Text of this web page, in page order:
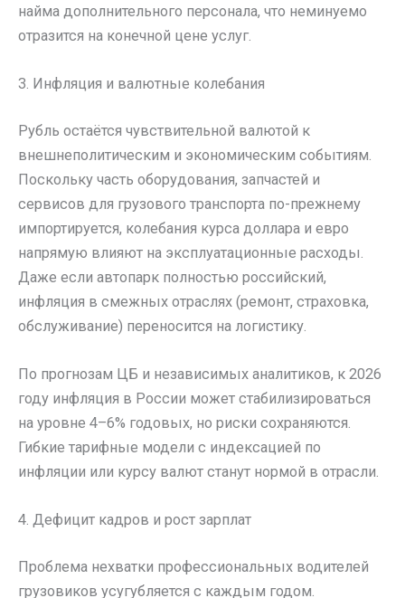
найма дополнительного персонала, что неминуемо
отразится на конечной цене услуг.
3. Инфляция и валютные колебания
Рубль остаётся чувствительной валютой к
внешнеполитическим и экономическим событиям.
Поскольку часть оборудования, запчастей и
сервисов для грузового транспорта по-прежнему
импортируется, колебания курса доллара и евро
напрямую влияют на эксплуатационные расходы.
Даже если автопарк полностью российский,
инфляция в смежных отраслях (ремонт, страховка,
обслуживание) переносится на логистику.
По прогнозам ЦБ и независимых аналитиков, к 2026
году инфляция в России может стабилизироваться
на уровне 4–6% годовых, но риски сохраняются.
Гибкие тарифные модели с индексацией по
инфляции или курсу валют станут нормой в отрасли.
4. Дефицит кадров и рост зарплат
Проблема нехватки профессиональных водителей
грузовиков усугубляется с каждым годом.